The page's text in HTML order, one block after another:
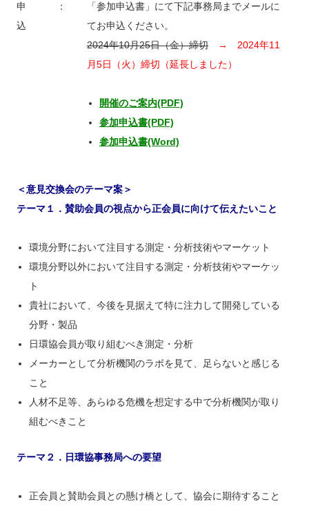
申
込
：
「参加申込書」にて下記事務局までメールに
てお申込ください。
2024年10月25日（金）締切→ 2024年11
月5日（火）締切（延長しました）
開催のご案内(PDF)
参加申込書(PDF)
参加申込書(Word)
＜意見交換会のテーマ案＞
テーマ１．賛助会員の視点から正会員に向けて伝えたいこと
環境分野において注目する測定・分析技術やマーケット
環境分野以外において注目する測定・分析技術やマーケッ
ト
貴社において、今後を見据えて特に注力して開発している
分野・製品
日環協会員が取り組むべき測定・分析
メーカーとして分析機関のラボを見て、足らないと感じる
こと
人材不足等、あらゆる危機を想定する中で分析機関が取り
組むべきこと
テーマ２．日環協事務局への要望
正会員と賛助会員との懸け橋として、協会に期待すること